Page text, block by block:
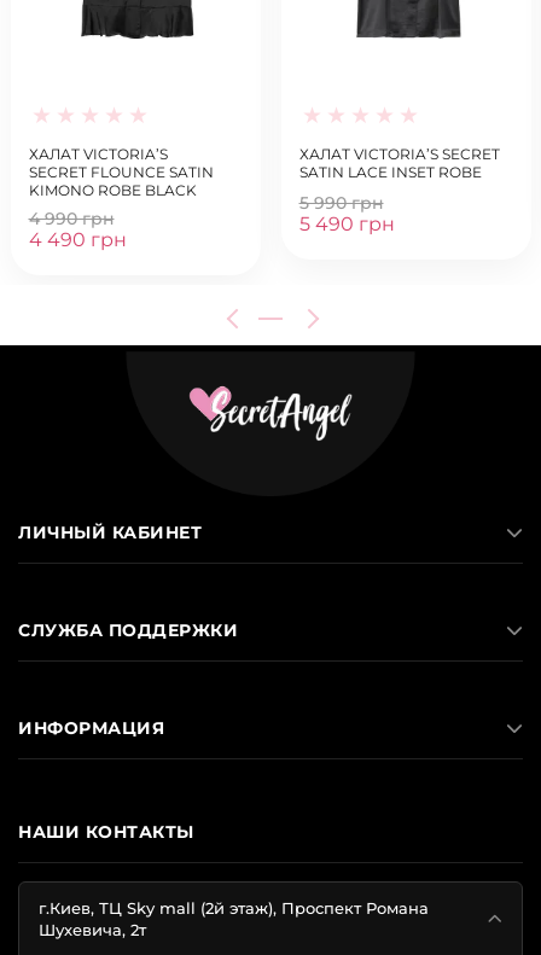
ХАЛАТ VICTORIA’S
SECRET FLOUNCE SATIN
KIMONO ROBE BLACK
4 990 грн
4 490 грн
ХАЛАТ VICTORIA’S SECRET
SATIN LACE INSET ROBE
5 990 грн
5 490 грн
НАШИ КОНТАКТЫ
г.Киев, ТЦ Sky mall (2й этаж), Проспект Романа
Шухевича, 2т
ЛИЧНЫЙ КАБИНЕТ
СЛУЖБА ПОДДЕРЖКИ
ИНФОРМАЦИЯ